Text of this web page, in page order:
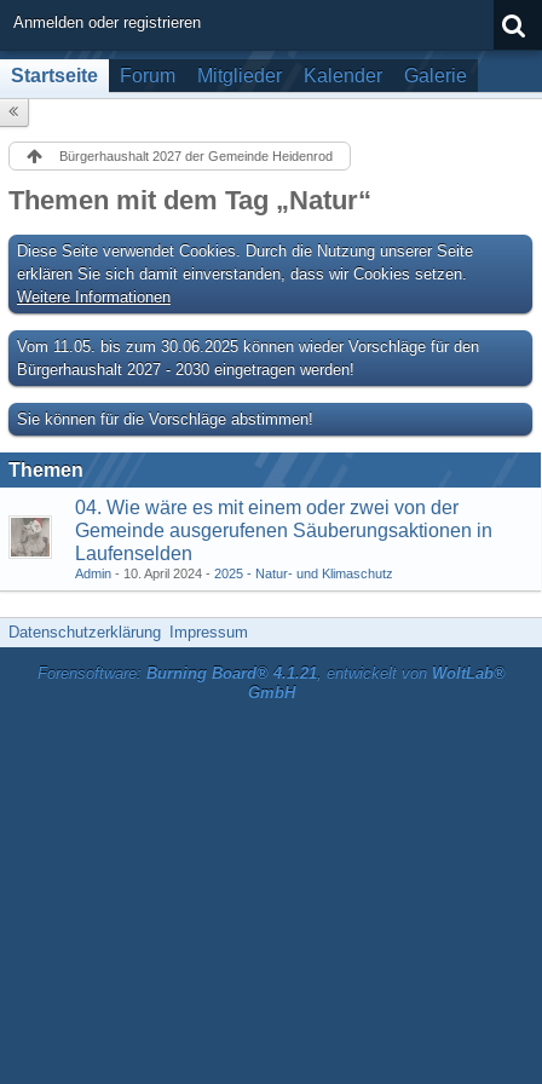
Anmelden oder registrieren
Startseite Forum Mitglieder Kalender Galerie
Bürgerhaushalt 2027 der Gemeinde Heidenrod
Themen mit dem Tag „Natur“
Diese Seite verwendet Cookies. Durch die Nutzung unserer Seite
erklären Sie sich damit einverstanden, dass wir Cookies setzen.
Weitere Informationen
Vom 11.05. bis zum 30.06.2025 können wieder Vorschläge für den
Bürgerhaushalt 2027 - 2030 eingetragen werden!
Sie können für die Vorschläge abstimmen!
Themen
04. Wie wäre es mit einem oder zwei von der
Gemeinde ausgerufenen Säuberungsaktionen in
Laufenselden
Admin 10. April 2024 2025 - Natur- und Klimaschutz
Datenschutzerklärung Impressum
Forensoftware: Burning Board® 4.1.21, entwickelt von WoltLab®
GmbH